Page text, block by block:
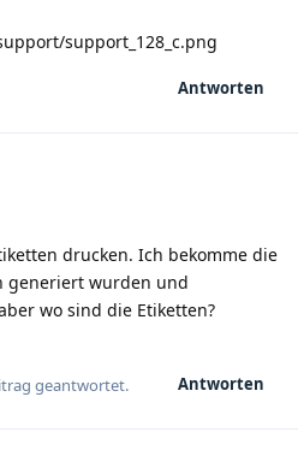
Antworten
drucken. Ich bekomme die
generiert wurden und
wo sind die Etiketten?
Antworten
geantwortet.